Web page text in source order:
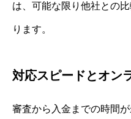
は、可能な限り他社との
ります。
対応スピードとオン
審査から入金までの時間